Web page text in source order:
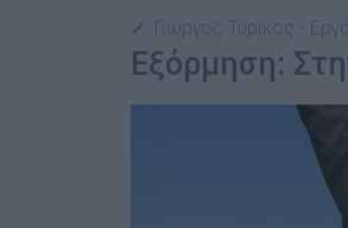
Γιώργος Τυρίκος -
Eξόρμηση: